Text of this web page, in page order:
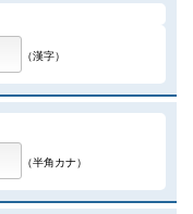
（漢字）
（半角カナ）